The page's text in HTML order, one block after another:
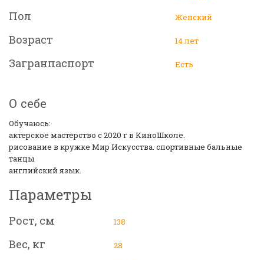
Пол Женский
Возраст 14 лет
Загранпаспорт Есть
О себе
Обучаюсь:
актерское мастерство с 2020 г в КиноШколе.
рисование в кружке Мир Искусства. спортивные бальные
танцы
английский язык.
Параметры
Рост, см 138
Вес, кг 28